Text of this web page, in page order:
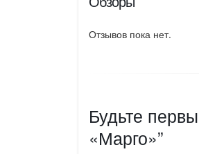
Отзывов пока нет.
Будьте
«Марго»”